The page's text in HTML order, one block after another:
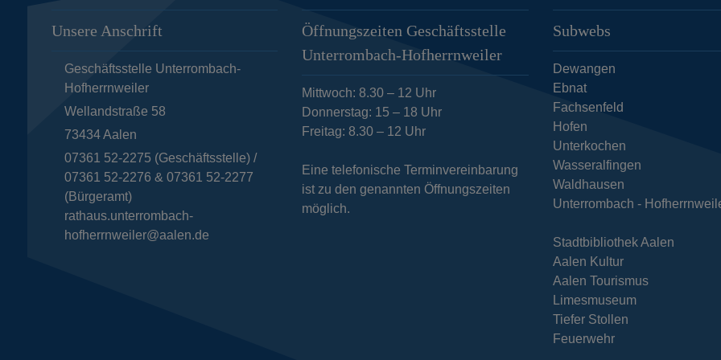
Unsere Anschrift
Geschäftsstelle Unterrombach-
Hofherrnweiler
Wellandstraße 58
73434 Aalen
07361 52-2275 (Geschäftsstelle) /
07361 52-2276 & 07361 52-2277
(Bürgeramt)
rathaus.unterrombach-
hofherrnweiler@aalen.de
Öffnungszeiten Geschäftsstelle
Unterrombach-Hofherrnweiler
Mittwoch: 8.30 – 12 Uhr
Donnerstag: 15 – 18 Uhr
Freitag: 8.30 – 12 Uhr
Eine telefonische Terminvereinbarung
ist zu den genannten Öffnungszeiten
möglich.
Subwebs
Dewangen
Ebnat
Fachsenfeld
Hofen
Unterkochen
Wasseralfingen
Waldhausen
Unterrombach -
Stadtbibliothek Aalen
Aalen Kultur
Aalen Tourismus
Limesmuseum
Tiefer Stollen
Feuerwehr